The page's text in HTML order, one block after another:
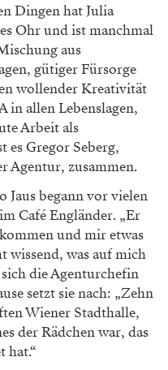
Dingen hat Julia
Ohr und ist manchmal
aus
gütiger Fürsorge
wollender Kreativität
allen Lebenslagen,
Arbeit als
es Gregor Seberg,
Agentur, zusammen.
begann vor vielen
Café Engländer. „Er
und mir etwas
wissend, was auf mich
die Agenturchefin
setzt sie nach: „Zehn
Wiener Stadthalle,
der Rädchen war, das
hat.“